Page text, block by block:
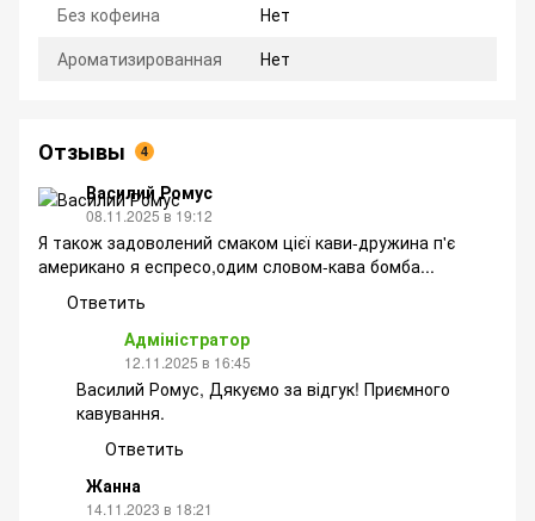
Без кофеина
Нет
Ароматизированная
Нет
Отзывы 4
Василий Ромус
08.11.2025 в 19:12
Я також задоволений смаком цієї кави-дружина п'є
американо я еспресо,одим словом-кава бомба...
Ответить
Адміністратор
12.11.2025 в 16:45
Василий Ромус, Дякуємо за відгук! Приємного
кавування.
Ответить
Жанна
14.11.2023 в 18:21